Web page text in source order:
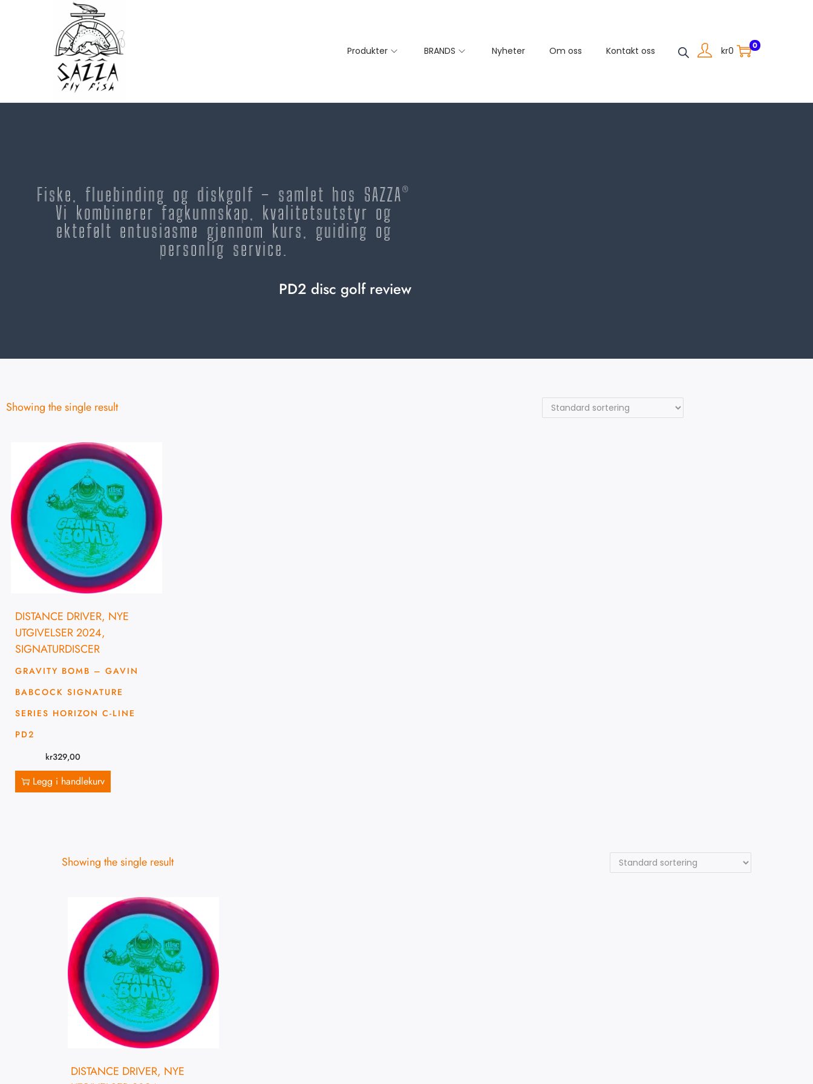
Produkter BRANDS Nyheter Om oss Kontakt oss kr0 0
Fiske, fluebinding og diskgolf – samlet hos SAZZA®
Vi kombinerer fagkunnskap, kvalitetsutstyr og
ektefølt entusiasme gjennom kurs, guiding og
personlig service.
PD2 disc golf review
Showing the single result
DISTANCE DRIVER, NYE
UTGIVELSER 2024,
SIGNATURDISCER
GRAVITY BOMB – GAVIN
BABCOCK SIGNATURE
SERIES HORIZON C-LINE
PD2
kr329,00
Legg i handlekurv
Showing the single result
DISTANCE DRIVER, NYE